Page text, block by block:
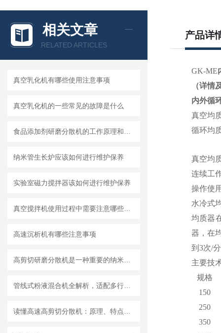
相关文章
RELATED ARTICLES
真空乳化机有哪些使用注意事项
真空乳化机的一些常见的故障是什么
纳米管生长炉应该如何进行维护保养
实验室磁力搅拌器该如何进行维护保养
高速沉析机有哪些注意事项
产品详
GK-ME
（详情
内外循
真空均
循环均
真空均
连续工
操作使
水冷式
均质器
器，在
到3次/
主要技
规格
150
250
350